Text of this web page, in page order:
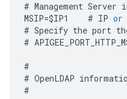
# Management Server
MSIP=$IP1 # IP or
# Specify the port
#
#
# OpenLDAP
#